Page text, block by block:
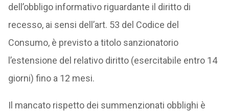
dell’obbligo informativo riguardante il diritto di
recesso, ai sensi dell’art. 53 del Codice del
Consumo, è previsto a titolo sanzionatorio
l’estensione del relativo diritto (esercitabile entro 14
giorni) fino a 12 mesi.
Il mancato rispetto dei summenzionati obblighi è